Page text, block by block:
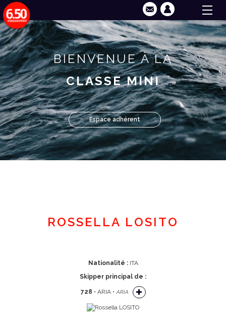
BIENVENUE À LA
CLASSE MINI
Espace adhérent
ROSSELLA LOSITO
Nationalité :ITA
Skipper principal de :
728 • ARIA • ARIA